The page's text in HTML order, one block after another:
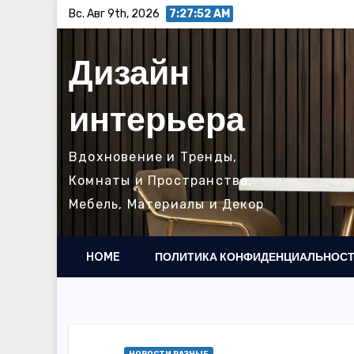
содержимому
Вс. Авг 9th, 2026 7:27:54 AM
Дизайн
интерьера
Вдохновение и Тренды,
Комнаты и Пространства,
Мебель, Материалы и Декор
HOME ПОЛИТИКА